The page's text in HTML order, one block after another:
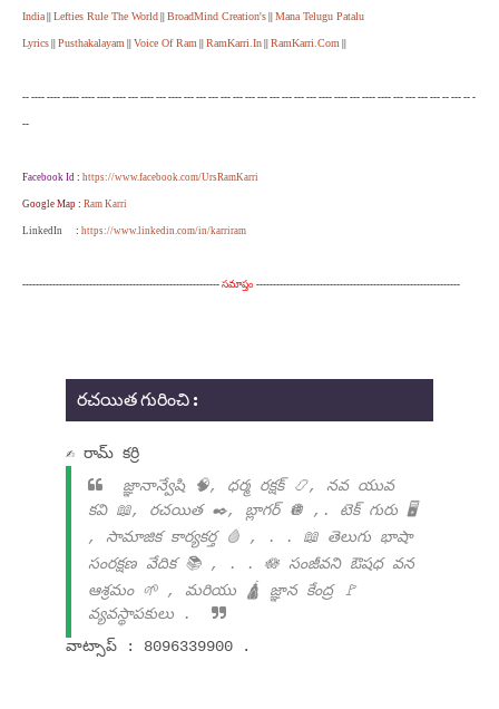
India|| Lefties Rule The World BroadMind Creation's Mana Telugu Patalu
Lyrics Pusthakalayam Voice Of Ram RamKarri.In RamKarri.Com
-- ---- ---- ----- ---- ---- ---- --- ---- --- ---- --- --- --- --- --- --- --- --- --- --- --- ---- ---- --- ---- ---- --- --- --- --- -- --- -- -
--
Facebook Id : https://www.facebook.com/UrsRamKarri
Google Map : Ram Karri
LinkedIn : https://www.linkedin.com/in/karriram
----------------------------------------------------------- సమాప్తం -------------------------------------------------------------
రచయిత గురించి :
✍ రామ్ కర్రి
జ్ఞానాన్వేషి 🧠, ధర్మ రక్షక్ 📿, నవ యువ
కవి 📖, రచయిత ✒️, బ్లాగర్ 🪩 ,. టెక్ గురు 🖥️
, సామాజిక కార్యకర్త 🩸 , . . 📖 తెలుగు భాషా
సంరక్షణ వేదిక 📚 , . . 🪷 సంజీవని ఔషధ వన
ఆశ్రమం 🌱 , మరియు 🛕 జ్ఞాన కేంద్ర 🚩
వ్యవస్థాపకులు .
వాట్సాప్ : 8096339900 .